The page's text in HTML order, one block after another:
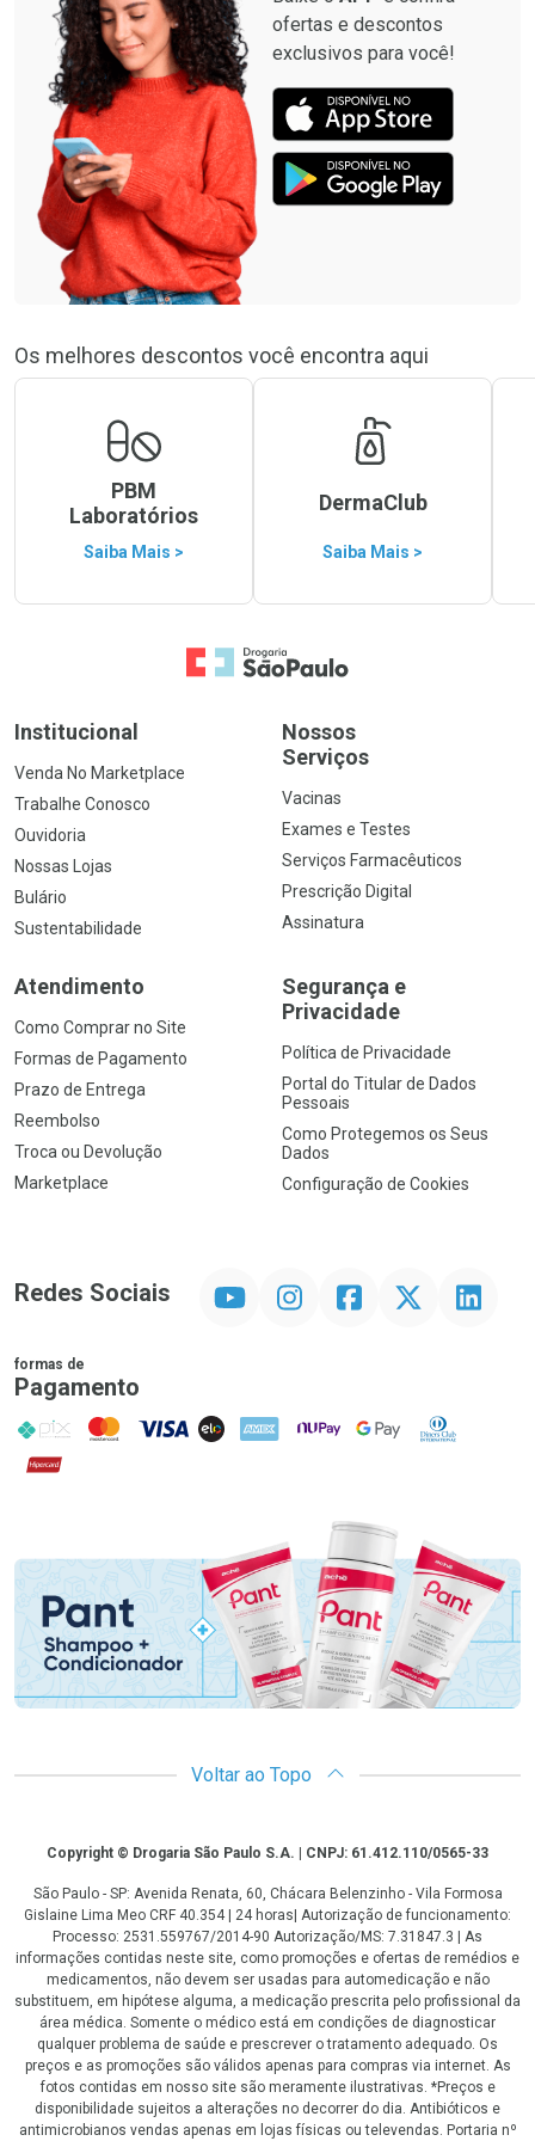
ofertas e descontos
exclusivos para você!
Os melhores descontos você encontra aqui
PBM
Laboratórios
Saiba Mais >
DermaClub
Saiba Mais >
Ir para a Home
Institucional
Venda No Marketplace
Trabalhe Conosco
Ouvidoria
Nossas Lojas
Bulário
Sustentabilidade
Nossos
Serviços
Vacinas
Exames e Testes
Serviços Farmacêuticos
Prescrição Digital
Assinatura
Atendimento
Como Comprar no Site
Formas de Pagamento
Prazo de Entrega
Reembolso
Troca ou Devolução
Marketplace
Segurança e
Privacidade
Política de Privacidade
Portal do Titular de Dados
Pessoais
Como Protegemos os Seus
Dados
Configuração de Cookies
Redes Sociais InstagramFacebookTwitter Linkedin
formas de
Pagamento
PIX MasterCard
VISA ELO AMEX NuPay Google PayDiners Club
Hipercard
Promoção em Destaque
Voltar ao Topo
CopyrightCopyright © Drogaria São Paulo S.A. | CNPJ: 61.412.110/0565-33
São Paulo - SP: Avenida Renata, 60, Chácara Belenzinho - Vila Formosa
Gislaine Lima Meo CRF 40.354 | 24 horas| Autorização de funcionamento:
Processo: 2531.559767/2014-90 Autorização/MS: 7.31847.3 | As
informações contidas neste site, como promoções e ofertas de remédios e
medicamentos, não devem ser usadas para automedicação e não
substituem, em hipótese alguma, a medicação prescrita pelo profissional da
área médica. Somente o médico está em condições de diagnosticar
qualquer problema de saúde e prescrever o tratamento adequado. Os
preços e as promoções são válidos apenas para compras via internet. As
fotos contidas em nosso site são meramente ilustrativas. *Preços e
disponibilidade sujeitos a alterações no decorrer do dia. Antibióticos e
antimicrobianos vendas apenas em lojas físicas ou televendas. Portaria nº